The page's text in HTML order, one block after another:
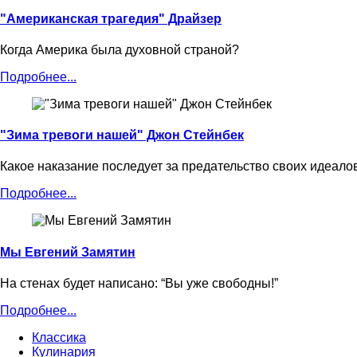
"Американская трагедия" Драйзер
Когда Америка была духовной страной?
Подробнее...
"Зима тревоги нашей" Джон Стейнбек
Какое наказание последует за предательство своих
Подробнее...
Мы Евгений Замятин
На стенах будет написано: “Вы уже свободны!”
Подробнее...
Классика
Кулинария